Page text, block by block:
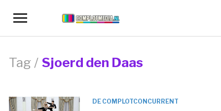
Toggle
navigation
Tag / Sjoerd den Daas
DE COMPLOTCONCURRENT